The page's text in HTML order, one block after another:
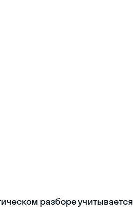
разборе учитывается